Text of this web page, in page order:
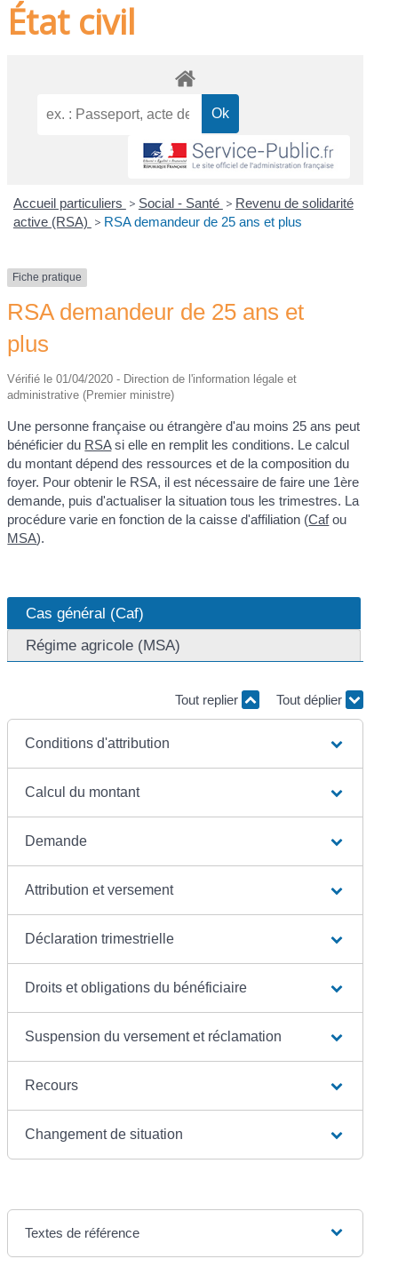
État civil
Accueil particuliers > Social - Santé > Revenu de solidarité
active (RSA) > RSA demandeur de 25 ans et plus
Fiche pratique
RSA demandeur de 25 ans et
plus
Vérifié le 01/04/2020 - Direction de l'information légale et
administrative (Premier ministre)
Une personne française ou étrangère d'au moins 25 ans peut
bénéficier du RSAsi elle en remplit les conditions. Le calcul
du montant dépend des ressources et de la composition du
foyer. Pour obtenir le RSA, il est nécessaire de faire une 1ère
demande, puis d'actualiser la situation tous les trimestres. La
procédure varie en fonction de la caisse d'affiliation (Cafou
MSA).
Cas général (Caf)
Régime agricole (MSA)
Tout replier Tout déplier
Conditions d'attribution
Calcul du montant
Demande
Attribution et versement
Déclaration trimestrielle
Droits et obligations du bénéficiaire
Suspension du versement et réclamation
Recours
Changement de situation
Textes de référence